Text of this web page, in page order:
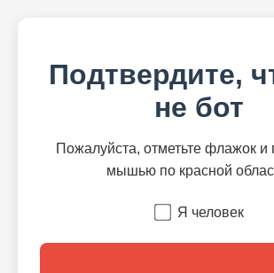
Подтвердите,
не бот
Пожалуйста, отметьте флажок и
мышью по красной
Я человек